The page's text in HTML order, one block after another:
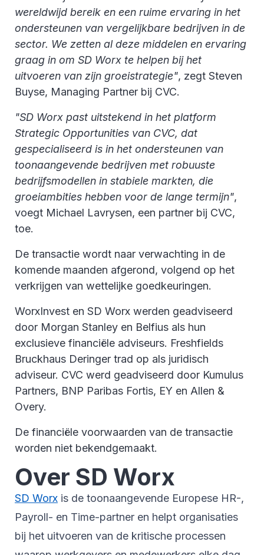
wereldwijd bereik en een ruime ervaring in het
ondersteunen van vergelijkbare bedrijven in de
sector. We zetten al deze middelen en ervaring
graag in om SD Worx te helpen bij het
uitvoeren van zijn groeistrategie", zegt Steven
Buyse, Managing Partner bij CVC.
"SD Worx past uitstekend in het platform
Strategic Opportunities van CVC, dat
gespecialiseerd is in het ondersteunen van
toonaangevende bedrijven met robuuste
bedrijfsmodellen in stabiele markten, die
groeiambities hebben voor de lange termijn",
voegt Michael Lavrysen, een partner bij CVC,
toe.
De transactie wordt naar verwachting in de
komende maanden afgerond, volgend op het
verkrijgen van wettelijke goedkeuringen.
WorxInvest en SD Worx werden geadviseerd
door Morgan Stanley en Belfius als hun
exclusieve financiële adviseurs. Freshfields
Bruckhaus Deringer trad op als juridisch
adviseur. CVC werd geadviseerd door Kumulus
Partners, BNP Paribas Fortis, EY en Allen &
Overy.
De financiële voorwaarden van de transactie
worden niet bekendgemaakt.
Over SD Worx
SD Worx is de toonaangevende Europese HR-,
Payroll- en Time-partner en helpt organisaties
bij het uitvoeren van de kritische processen